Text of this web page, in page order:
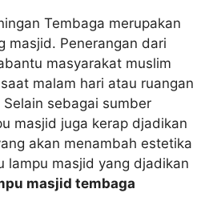
Tembaga merupakan
masjid. Penerangan dari
masyarakat muslim
malam hari atau ruangan
sebagai sumber
masjid juga kerap djadikan
akan menambah estetika
lampu masjid yang djadikan
masjid tembaga